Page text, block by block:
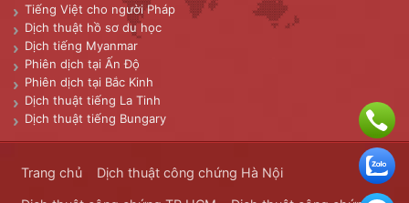
Tiếng Việt cho người Pháp
Dịch thuật hồ sơ du học
Dịch tiếng Myanmar
Phiên dịch tại Ấn Độ
Phiên dịch tại Bắc Kinh
Dịch thuật tiếng La Tinh
Dịch thuật tiếng Bungary
Trang chủ Dịch thuật công chứng Hà Nội